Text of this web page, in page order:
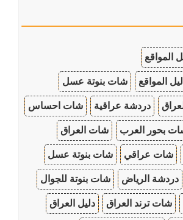
المواقع
المواقع شات بنوتة عسل
دردشة عراقية شات احساس
بحور العرب شات العراق
شات عراقي شات بنوتة عسل
دردشة الرياض شات بنوتة للجوال
شات ترند العراق دليل العراق